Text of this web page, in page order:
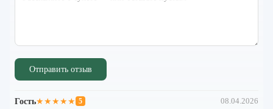
Отправить отзыв
Гость★★★★★ 5 08.04.2026